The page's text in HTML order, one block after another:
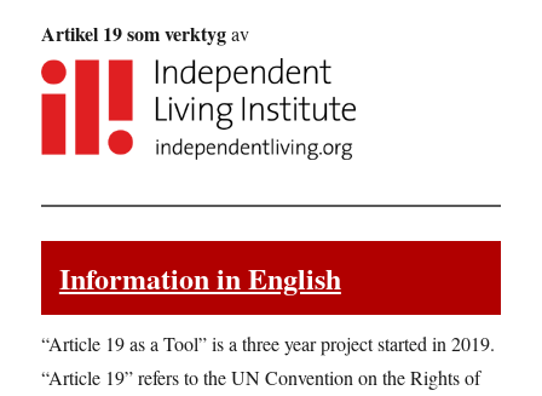
Artikel 19 som verktygav
Information in English
“Article 19 as a Tool” is a three year project started in 2019.
“Article 19” refers to the UN Convention on the Rights of